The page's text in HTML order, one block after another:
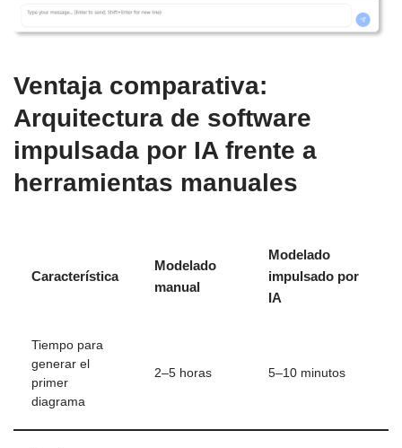
Ventaja comparativa:
Arquitectura de software
impulsada por IA frente a
herramientas manuales
Característica
Modelado
manual
Modelado
impulsado por
IA
Tiempo para
generar el
primer
diagrama
2–5 horas 5–10 minutos